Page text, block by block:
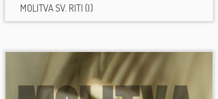
MOLITVA SV. RITI (I)